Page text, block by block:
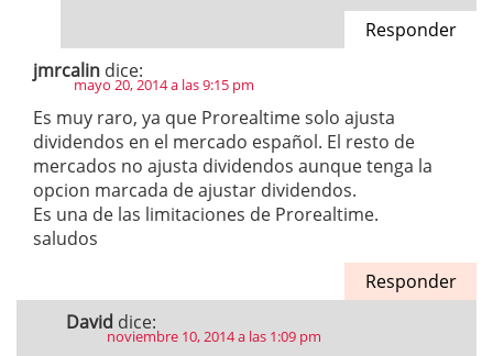
Responder
jmrcalin dice:
mayo 20, 2014 a las 9:15 pm
Es muy raro, ya que Prorealtime solo ajusta
dividendos en el mercado español. El resto de
mercados no ajusta dividendos aunque tenga la
opcion marcada de ajustar dividendos.
Es una de las limitaciones de Prorealtime.
saludos
Responder
David dice:
noviembre 10, 2014 a las 1:09 pm